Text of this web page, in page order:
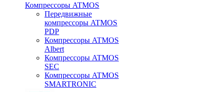
Компрессоры ATMOS
Передвижные
компрессоры ATMOS
PDP
Компрессоры ATMOS
Albert
Компрессоры ATMOS
SEC
Компрессоры ATMOS
SMARTRONIC